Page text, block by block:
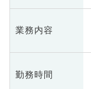
業務内容
勤務時間